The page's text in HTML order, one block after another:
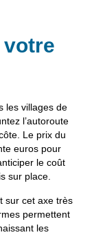
les villages de
l’autoroute
Le prix du
euros pour
le coût
sur place.
sur cet axe très
permettent
les